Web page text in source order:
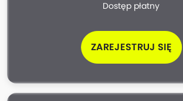
Dostęp płatny
ZAREJESTRUJ SIĘ